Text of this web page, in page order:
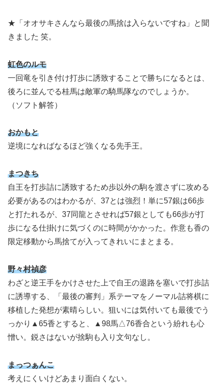
★「オオサキさんなら最後の馬捨は入らないですね」と聞
きました 笑。
虹色のルモ
一回竜を引き付け打歩に誘致することで勝ちになるとは、
後ろに並んでる桂馬は敵軍の騎馬隊なのでしょうか。
（ソフト解答）
おかもと
逆境になればなるほど強くなる先手王。
まつきち
自王を打歩詰に誘致するため歩以外の駒を渡さずに攻める
必要があるのはわかるが、37とは強烈！単に57銀は66歩
と打たれるが、37同龍とさせれば57銀としても66歩が打
歩になる仕掛けに気づくのに時間がかかった。作意も香の
限定移動から馬捨てが入ってきれいにまとまる。
野々村禎彦
わざと逆王手をかけさせた上で自王の退路を塞いで打歩詰
に誘導する、「最後の審判」系テーマをノーマル詰将棋に
移植した発想が素晴らしい。狙いには気付いても最後でう
っかり▲65香とすると、▲98馬△76香合という紛れも心
憎い。鋭さはないが捨駒も入り文句なし。
まっつぁんこ
考えにくいけどあまり面白くない。